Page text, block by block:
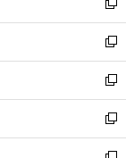
く
で
開
く
い
ウ
ィ
ン
ド
ウ
で
開
新
し
い
ウ
ィ
ン
ド
ウ
新
し
い
ウ
ィ
ン
新
し
い
ウ
新
し